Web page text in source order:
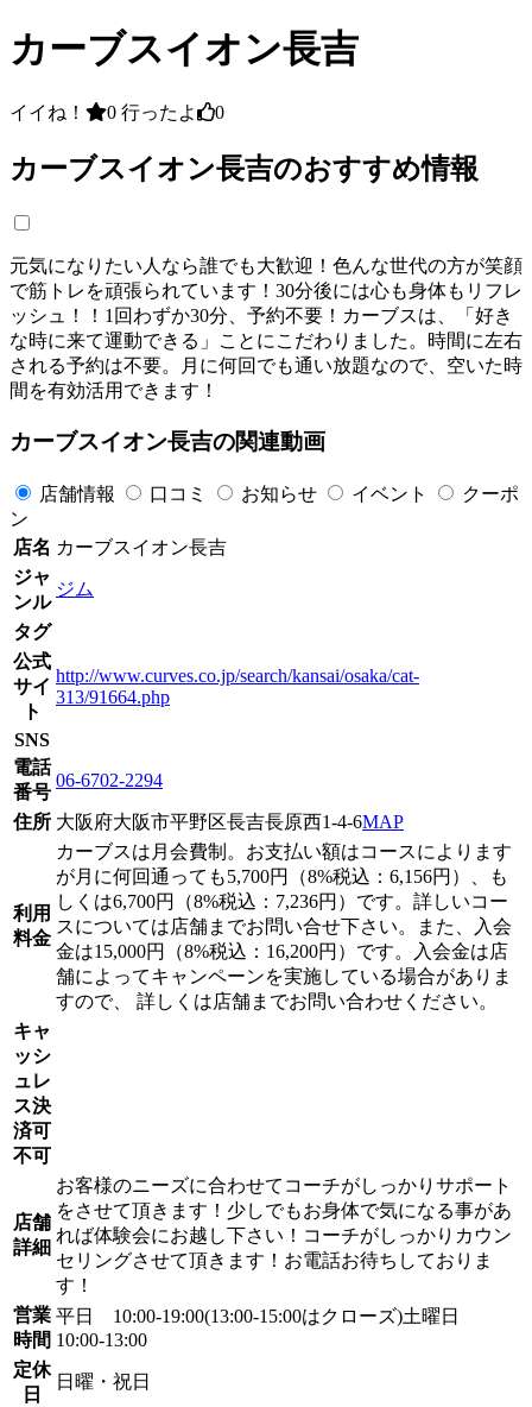
カーブスイオン長吉
イイね！ 0 行ったよ 0
カーブスイオン長吉のおすすめ情報
元気になりたい人なら誰でも大歓迎！色んな世代の方が笑顔
で筋トレを頑張られています！30分後には心も身体もリフレ
ッシュ！！1回わずか30分、予約不要！カーブスは、「好き
な時に来て運動できる」ことにこだわりました。時間に左右
される予約は不要。月に何回でも通い放題なので、空いた時
間を有効活用できます！
カーブスイオン長吉の関連動画
店舗情報 口コミ お知らせ イベント
クーポ
ン
店名 カーブスイオン長吉
ジャ
ンル
ジム
タグ
公式
サイ
ト
http://www.curves.co.jp/search/kansai/osaka/cat-
313/91664.php
SNS
電話
番号
06-6702-2294
住所 大阪府大阪市平野区長吉長原西1-4-6MAP
利用
料金
カーブスは月会費制。お支払い額はコースによります
が月に何回通っても5,700円（8%税込：6,156円）、も
しくは6,700円（8%税込：7,236円）です。詳しいコー
スについては店舗までお問い合せ下さい。また、入会
金は15,000円（8%税込：16,200円）です。入会金は店
舗によってキャンペーンを実施している場合がありま
すので、 詳しくは店舗までお問い合わせください。
キャ
ッシ
ュレ
ス決
済可
不可
店舗
詳細
お客様のニーズに合わせてコーチがしっかりサポート
をさせて頂きます！少しでもお身体で気になる事があ
れば体験会にお越し下さい！コーチがしっかりカウン
セリングさせて頂きます！お電話お待ちしておりま
す！
営業
時間
平日 10:00-19:00(13:00-15:00はクローズ)土曜日
10:00-13:00
定休
日
日曜・祝日